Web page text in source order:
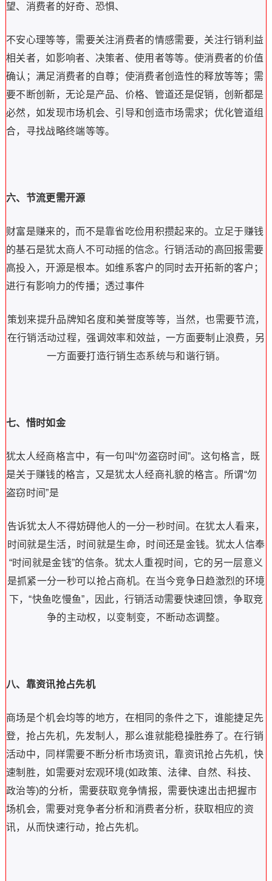
望、消费者的好奇、恐惧、
不安心理等等，需要关注消费者的情感需要，关注行销利益
相关者，如影响者、决策者、使用者等等。使消费者的价值
确认；满足消费者的自尊；使消费者创造性的释放等等；需
要不断创新，无论是产品、价格、管道还是促销，创新都是
必然，如发现市场机会、引导和创造市场需求；优化管道组
合，寻找战略终端等等。
六、节流更需开源
财富是赚来的，而不是靠省吃俭用积攒起来的。 立足于赚钱
的基石是犹太商人不可动摇的信念。行销活动的高回报需要
高投入，开源是根本。如维系客户的同时去开拓新的客户；
进行有影响力的传播；透过事件
策划来提升品牌知名度和美誉度等等，当然，也需要节流，
在行销活动过程，强调效率和效益，一方面要制止浪费，另
一方面要打造行销生态系统与和谐行销。
七、惜时如金
犹太人经商格言中，有一句叫“勿盗窃时间”。 这句格言，既
是关于赚钱的格言，又是犹太人经商礼貌的格言。 所谓“勿
盗窃时间”是
告诉犹太人不得妨碍他人的一分一秒时间。 在犹太人看来，
时间就是生活，时间就是生命，时间还是金钱。 犹太人信奉
“时间就是金钱”的信条。 犹太人重视时间，它的另一层意义
是抓紧一分一秒可以抢占商机。在当今竞争日趋激烈的环境
下，“快鱼吃慢鱼”，因此，行销活动需要快速回馈，争取竞
争的主动权，以变制变，不断动态调整。
八、靠资讯抢占先机
商场是个机会均等的地方，在相同的条件之下，谁能捷足先
登，抢占先机，先发制人，那么谁就能稳操胜券了。在行销
活动中，同样需要不断分析市场资讯，靠资讯抢占先机，快
速制胜，如需要对宏观环境(如政策、法律、自然、科技、
政治等)的分析，需要获取竞争情报，需要快速出击把握市
场机会，需要对竞争者分析和消费者分析，获取相应的资
讯，从而快速行动，抢占先机。